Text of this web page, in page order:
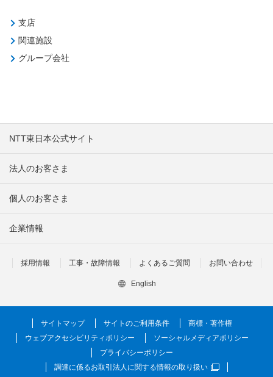
支店
関連施設
グループ会社
NTT東日本公式サイト
法人のお客さま
個人のお客さま
企業情報
採用情報 工事・故障情報 よくあるご質問 お問い合わせ
English
サイトマップ サイトのご利用条件
商標・著作権
ウェブアクセシビリティポリシー
ソーシャルメディアポリシー
プライバシーポリシー
調達に係るお取引法人に関する情報の取り扱い